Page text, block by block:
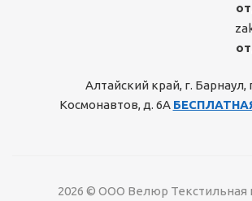
Алтайский край, г. Барнаул,
Космонавтов, д. 6А
2026 © ООО Велюр Текстильная